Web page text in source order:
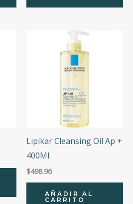
Lipikar Cleansing Oil Ap +
400Ml
$498.96
AÑADIR AL
CARRITO